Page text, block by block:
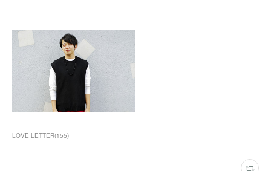
LOVE LETTER(155)